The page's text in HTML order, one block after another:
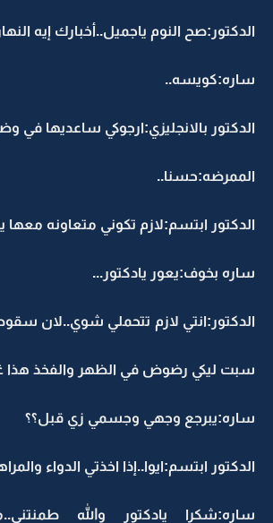
الدكتور:صح النوم ياجميل..أخبارك إيه
ساره:كويسه..
الدكتور بالانجليزي:ارجوكي ساعديها في
الممرضه:حسنا..
الدكتور ابتسم:لازم تكوني متعاونه معها
ساره بخوف:يعور يادكتور...
الدكتور:انتي لازم تتحملي شوي..لان
سبت ليكي رضوض في الظهر والفخذ هذا
ساره:يبرجع وجهي وجسمي زي قبل؟؟
الدكتور ابتسم:ايوا..إذا اخذتي الدواء
ساره:شكرا يادكتور والله